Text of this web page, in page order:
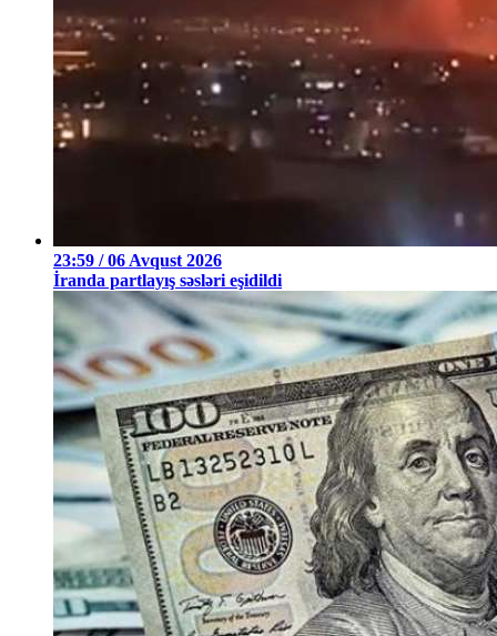
23:59 / 06 Avqust 2026
İranda partlayış səsləri eşidildi